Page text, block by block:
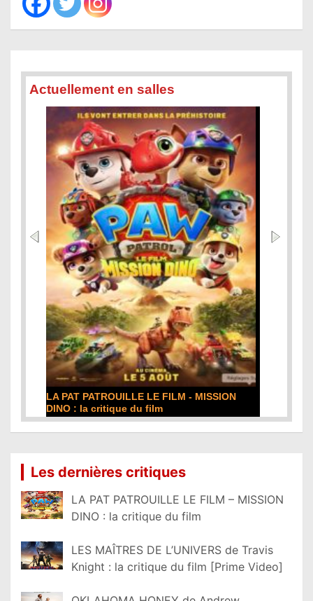
Actuellement en salles
LA PAT PATROUILLE LE FILM - MISSION
DINO : la critique du film
Les dernières critiques
LA PAT PATROUILLE LE FILM – MISSION
DINO : la critique du film
LES MAÎTRES DE L’UNIVERS de Travis
Knight : la critique du film [Prime Video]